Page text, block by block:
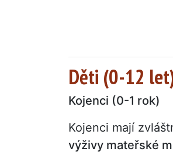
Děti (0-12
Kojenci (0-1 rok)
Kojenci mají
výživy mateřské